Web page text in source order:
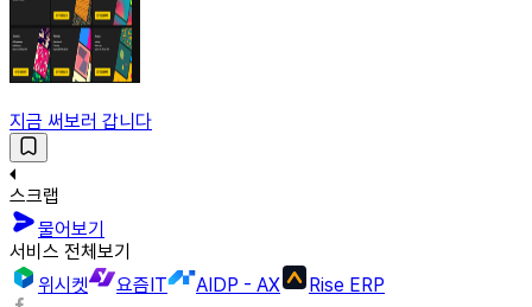
지금 써보러 갑니다
스크랩
물어보기
서비스 전체보기
위시켓
요즘IT AIDP - AX Rise ERP